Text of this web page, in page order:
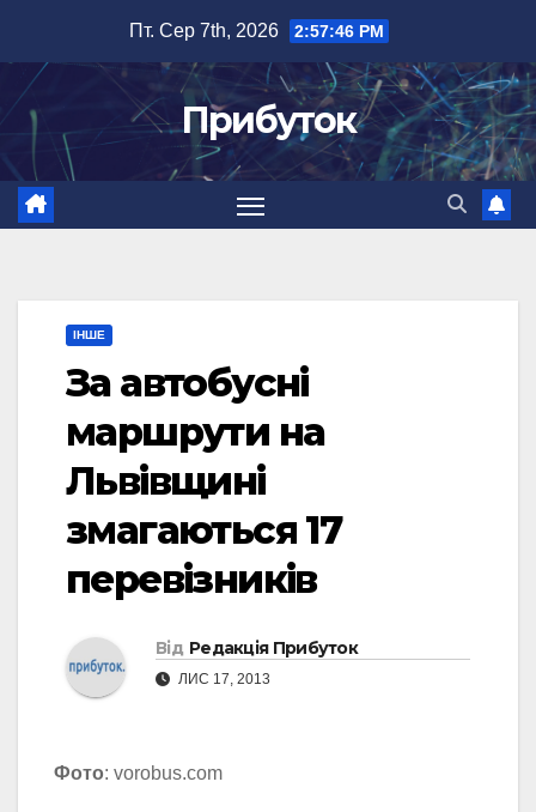
вмісту
Пт. Сер 7th, 2026 2:57:47 PM
Прибуток
ІНШЕ
За автобусні
маршрути на
Львівщині
змагаються 17
перевізників
Від Редакція Прибуток
ЛИС 17, 2013
Фото: vorobus.com